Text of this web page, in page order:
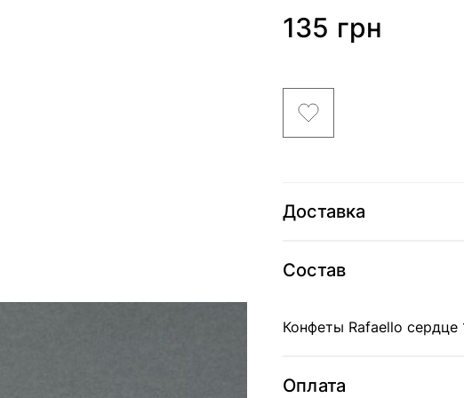
135 грн
Доставка
Состав
Конфеты Rafaello сердце
Оплата